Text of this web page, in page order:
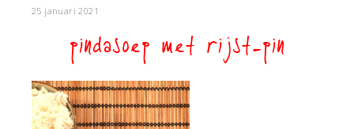
25 januari 2021
pindasoep met rijst-pin